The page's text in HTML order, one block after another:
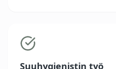
Suuhygienistin työ